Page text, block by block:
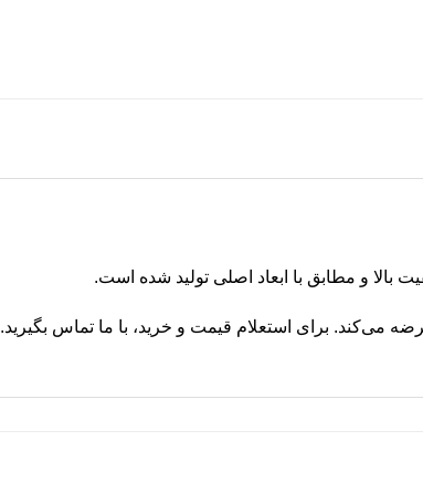
برای استعلام قیمت و خرید، با ما تماس بگیرید.